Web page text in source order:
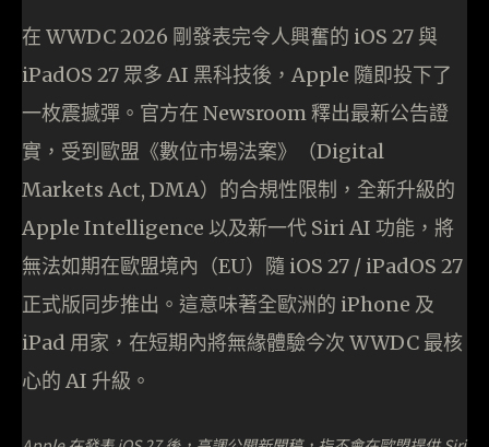
在 WWDC 2026 剛發表完令人興奮的 iOS 27 與
iPadOS 27 眾多 AI 黑科技後，Apple 隨即投下了
一枚震撼彈。官方在 Newsroom 釋出最新公告證
實，受到歐盟《數位市場法案》（Digital
Markets Act, DMA）的合規性限制，全新升級的
Apple Intelligence 以及新一代 Siri AI 功能，將
無法如期在歐盟境內（EU）隨 iOS 27 / iPadOS 27
正式版同步推出。這意味著全歐洲的 iPhone 及
iPad 用家，在短期內將無緣體驗今次 WWDC 最核
心的 AI 升級。